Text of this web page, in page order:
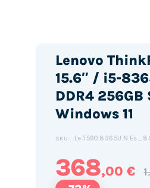
Lenovo
15.6″ / i5-
DDR4 256GB
Windows 11
SKU:
368,00 €